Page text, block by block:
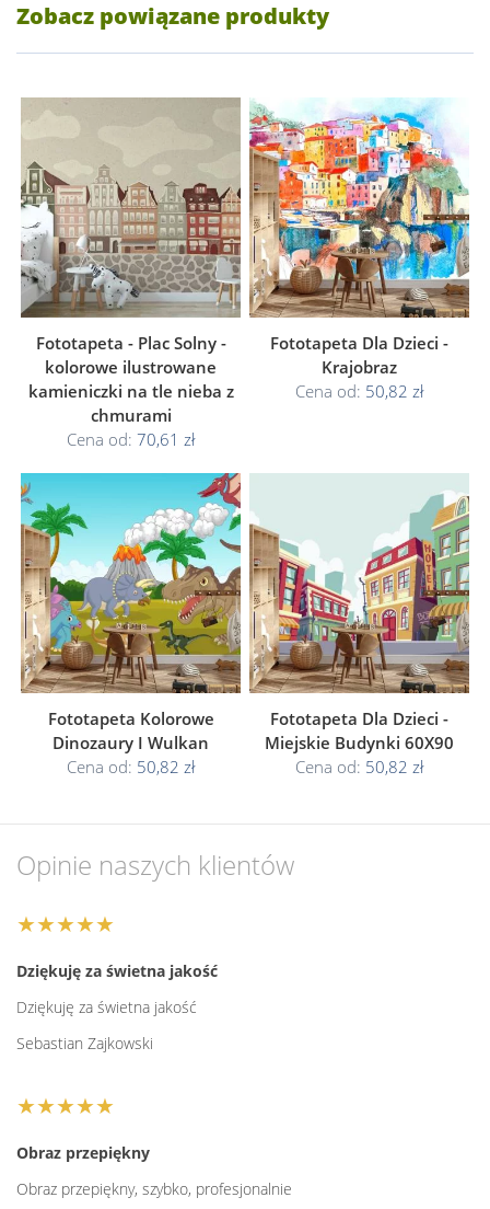
Zobacz powiązane produkty
Fototapeta - Plac Solny -
kolorowe ilustrowane
kamieniczki na tle nieba z
chmurami
Cena od: 70,61 zł
Fototapeta Dla Dzieci -
Krajobraz
Cena od: 50,82 zł
Fototapeta Kolorowe
Dinozaury I Wulkan
Cena od: 50,82 zł
Fototapeta Dla Dzieci -
Miejskie Budynki 60X90
Cena od: 50,82 zł
Opinie naszych klientów
★★★★★
Dziękuję za świetna jakość
Dziękuję za świetna jakość
Sebastian Zajkowski
★★★★★
Obraz przepiękny
Obraz przepiękny, szybko, profesjonalnie